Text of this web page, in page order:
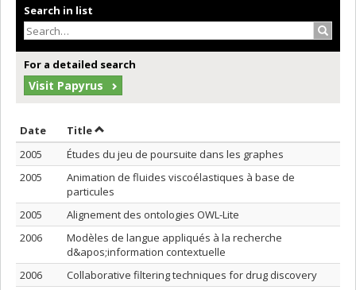
Search in list
For a detailed search
Visit Papyrus
Date Sort by date in descending order
TitleSort by title in descending order
2005
Études du jeu de poursuite dans les graphes
2005
Animation de fluides viscoélastiques à base de
particules
2005
Alignement des ontologies OWL-Lite
2006
Modèles de langue appliqués à la recherche
d&apos;information contextuelle
2006
Collaborative filtering techniques for drug discovery